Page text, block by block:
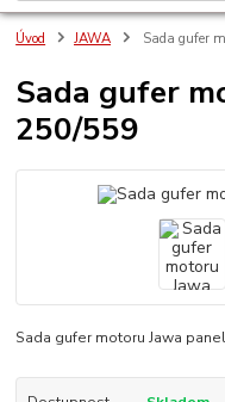
Úvod JAWA Sada gufer
Sada gufer
250/559
Sada gufer motoru Jawa